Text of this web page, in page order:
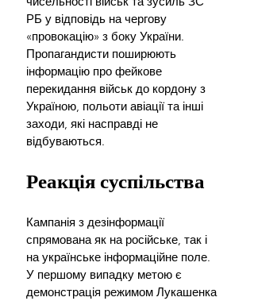
РБ у відповідь на чергову
«провокацію» з боку України.
Пропагандисти поширюють
інформацію про фейкове
перекидання військ до кордону з
Україною, польоти авіації та інші
заходи, які насправді не
відбуваються.
Реакція суспільства
Кампанія з дезінформації
спрямована як на російське, так і
на українське інформаційне поле.
У першому випадку метою є
демонстрація режимом Лукашенка